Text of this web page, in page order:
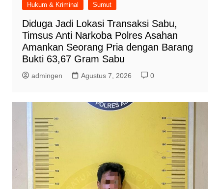
Hukum & Kriminal Sumut
Diduga Jadi Lokasi Transaksi Sabu,
Timsus Anti Narkoba Polres Asahan
Amankan Seorang Pria dengan Barang
Bukti 63,67 Gram Sabu
admingen Agustus 7, 2026 0